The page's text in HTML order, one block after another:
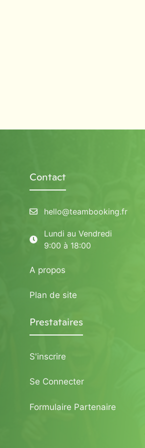
Contact
hello@teambooking.fr
Lundi au Vendredi
9:00 à 18:00
A propos
Plan de site
Prestataires
S'inscrire
Se Connecter
Formulaire Partenaire